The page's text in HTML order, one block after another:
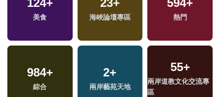
美食 海峽論壇專區 熱門
984+
綜合
2+
兩岸藝苑天地
55+
兩岸道教文化交流專
區